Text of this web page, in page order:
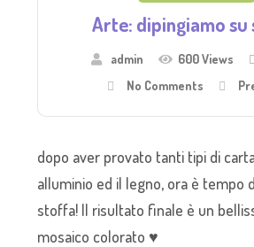
Arte: dipingiamo
admin 600 Views
No Comments
dopo aver provato tanti tipi di
alluminio ed il legno, ora è tempo
stoffa! Il risultato finale è un
mosaico colorato ♥